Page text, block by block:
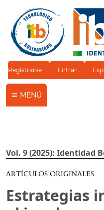
Registrarse Entrar
MENÚ
Vol. 9 (2025): Identidad
ARTÍCULOS ORIGINALES
Estrategias